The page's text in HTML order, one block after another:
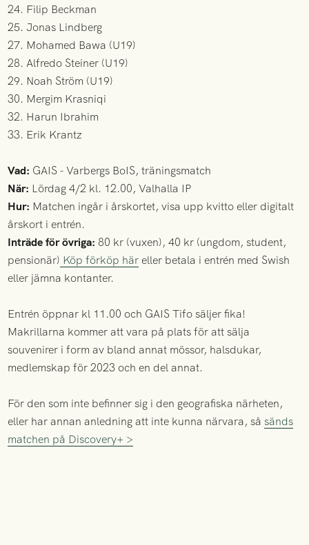
24. Filip Beckman
25. Jonas Lindberg
27. Mohamed Bawa (U19)
28. Alfredo Steiner (U19)
29. Noah Ström (U19)
30. Mergim Krasniqi
32. Harun Ibrahim
33. Erik Krantz
Vad: GAIS - Varbergs BoIS, träningsmatch
När: Lördag 4/2 kl. 12.00, Valhalla IP
Hur: Matchen ingår i årskortet, visa upp kvitto eller digitalt
årskort i entrén.
Inträde för övriga:80 kr (vuxen), 40 kr (ungdom, student,
pensionär) Köp förköp här eller betala i entrén med Swish
eller jämna kontanter.
Entrén öppnar kl 11.00 och GAIS Tifo säljer fika!
Makrillarna kommer att vara på plats för att sälja
souvenirer i form av bland annat mössor, halsdukar,
medlemskap för 2023 och en del annat.
För den som inte befinner sig i den geografiska närheten,
eller har annan anledning att inte kunna närvara, så sänds
matchen på Discovery+ >